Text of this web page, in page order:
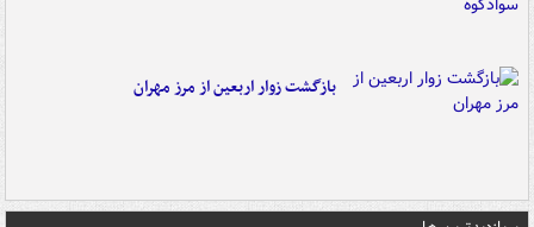
بازگشت زوار اربعین از مرز مهران